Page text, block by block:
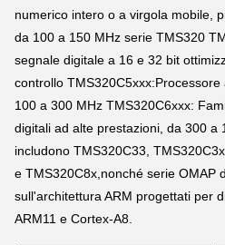
numerico intero o a virgola mobile,
da 100 a 150 MHz serie TMS320
segnale digitale a 16 e 32 bit
controllo
100 a 300 MHz TMS320C6xxx:
digitali ad alte prestazioni, da 300 a
includono TMS320C33,
e TMS320C8x,nonché serie OMAP
sull'architettura ARM progettati per
ARM11 e Cortex-A8.